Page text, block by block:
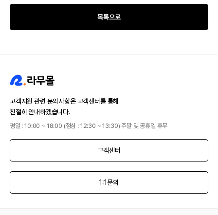
목록으로
고객지원 관련 문의사항은 고객센터를 통해
친절히 안내하겠습니다.
평일 : 10:00 ~ 18:00 (점심 : 12:30 ~ 13:30) 주말 및 공휴일 휴무
고객센터
1:1문의